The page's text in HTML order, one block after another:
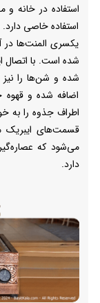
استفاده در خانه
استفاده خاصی
یکسری المنت‌ها
شده است. با اتصال
شده و شن‌ها را نیز
اضافه شده و
اطراف جذوه را به
قسمت‌های ایبریک
می‌شود که
دارد.